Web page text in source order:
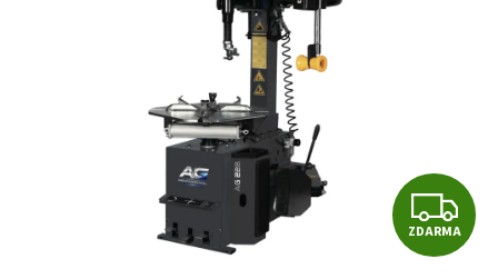
Z
D
ZDARMA